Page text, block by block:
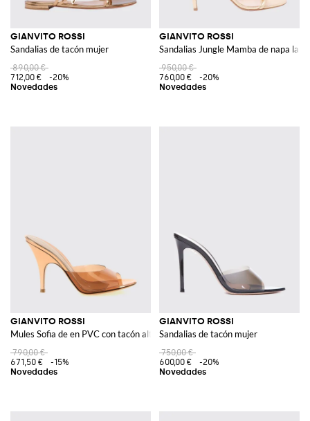
GIANVITO ROSSI
Sandalias de tacón mujer
890,00 €
712,00 €
-20%
GIANVITO ROSSI
Sandalias Jungle Mamba de napa
950,00 €
760,00 €
-20%
GIANVITO ROSSI
Mules Sofia de en PVC con tacón alto acampanado
790,00 €
671,50 €
-15%
GIANVITO ROSSI
Sandalias de tacón mujer
750,00 €
600,00 €
-20%